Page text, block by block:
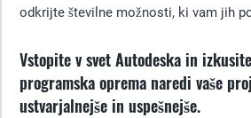
odkrijte številne možnosti, ki vam jih
Vstopite v svet Autodeska in
programska oprema naredi vaše
ustvarjalnejše in uspešnejše.